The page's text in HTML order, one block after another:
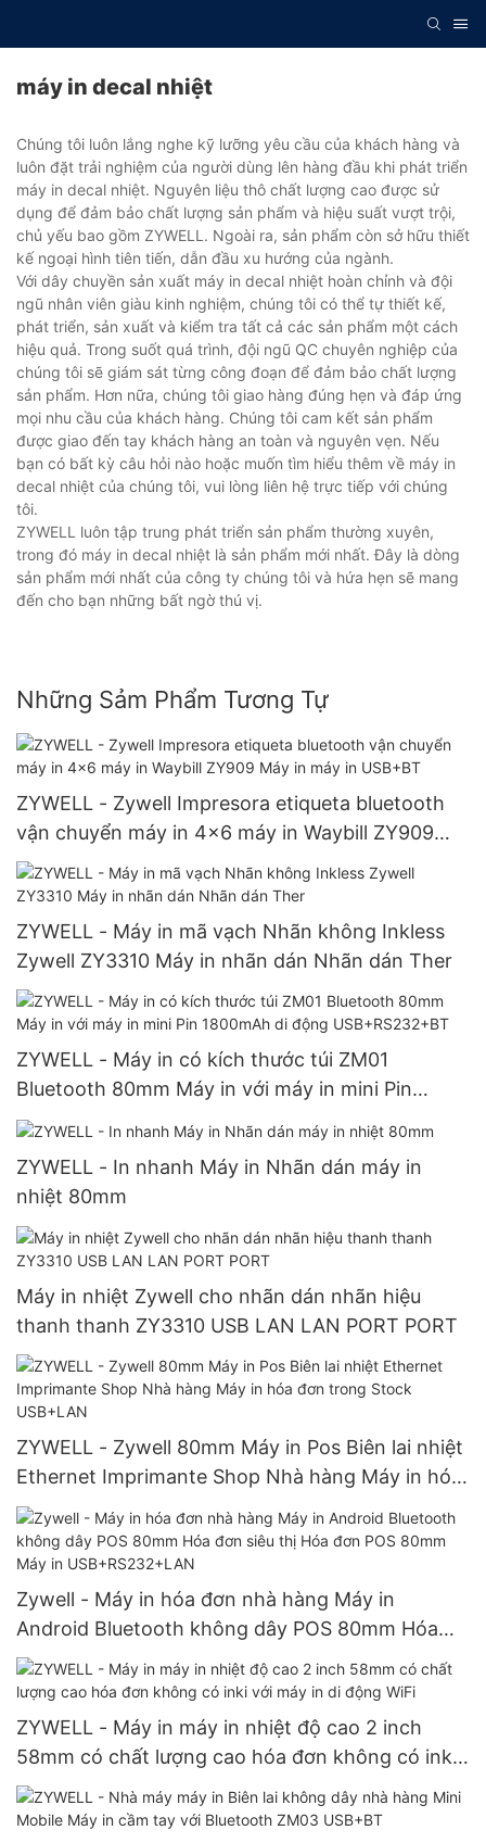
máy in decal nhiệt
Chúng tôi luôn lắng nghe kỹ lưỡng yêu cầu của khách hàng và
luôn đặt trải nghiệm của người dùng lên hàng đầu khi phát triển
máy in decal nhiệt. Nguyên liệu thô chất lượng cao được sử
dụng để đảm bảo chất lượng sản phẩm và hiệu suất vượt trội,
chủ yếu bao gồm ZYWELL. Ngoài ra, sản phẩm còn sở hữu thiết
kế ngoại hình tiên tiến, dẫn đầu xu hướng của ngành.
Với dây chuyền sản xuất máy in decal nhiệt hoàn chỉnh và đội
ngũ nhân viên giàu kinh nghiệm, chúng tôi có thể tự thiết kế,
phát triển, sản xuất và kiểm tra tất cả các sản phẩm một cách
hiệu quả. Trong suốt quá trình, đội ngũ QC chuyên nghiệp của
chúng tôi sẽ giám sát từng công đoạn để đảm bảo chất lượng
sản phẩm. Hơn nữa, chúng tôi giao hàng đúng hẹn và đáp ứng
mọi nhu cầu của khách hàng. Chúng tôi cam kết sản phẩm
được giao đến tay khách hàng an toàn và nguyên vẹn. Nếu
bạn có bất kỳ câu hỏi nào hoặc muốn tìm hiểu thêm về máy in
decal nhiệt của chúng tôi, vui lòng liên hệ trực tiếp với chúng
tôi.
ZYWELL luôn tập trung phát triển sản phẩm thường xuyên,
trong đó máy in decal nhiệt là sản phẩm mới nhất. Đây là dòng
sản phẩm mới nhất của công ty chúng tôi và hứa hẹn sẽ mang
đến cho bạn những bất ngờ thú vị.
Những Sảm Phẩm Tương Tự
ZYWELL - Zywell Impresora etiqueta bluetooth
vận chuyển máy in 4x6 máy in Waybill ZY909
Máy in máy in USB+BT
ZYWELL - Máy in mã vạch Nhãn không Inkless
Zywell ZY3310 Máy in nhãn dán Nhãn dán Ther
ZYWELL - Máy in có kích thước túi ZM01
Bluetooth 80mm Máy in với máy in mini Pin
1800mAh di động USB+RS232+BT
ZYWELL - In nhanh Máy in Nhãn dán máy in
nhiệt 80mm
Máy in nhiệt Zywell cho nhãn dán nhãn hiệu
thanh thanh ZY3310 USB LAN LAN PORT PORT
ZYWELL - Zywell 80mm Máy in Pos Biên lai nhiệt
Ethernet Imprimante Shop Nhà hàng Máy in hóa
đơn trong Stock USB+LAN
Zywell - Máy in hóa đơn nhà hàng Máy in
Android Bluetooth không dây POS 80mm Hóa
đơn siêu thị Hóa đơn POS 80mm Máy in
USB+RS232+LAN
ZYWELL - Máy in máy in nhiệt độ cao 2 inch
58mm có chất lượng cao hóa đơn không có inki
với máy in di động WiFi